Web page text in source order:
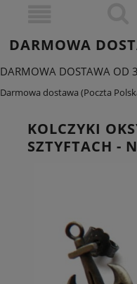
DARMOWA
DARMOWA DOSTAWA OD
Darmowa dostawa (Poczta
KOLCZYKI
SZTYFTACH -